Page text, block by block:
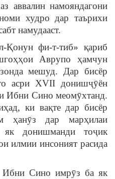
аввалин намояндагони
худро дар таърихи
намудааст.
фи-т-тиб» қариб
Аврупо ҳамчун
мешуд. Дар бисёр
асри XVII донишҷӯён
Ибни Сино меомӯхтанд.
ки вақте дар бисёр
ҳанӯз дар марҳилаи
донишманди тоҷик
илмии инсоният расида
Сино имрӯз ба як